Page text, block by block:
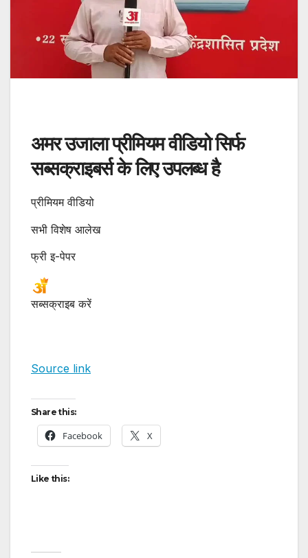
अमर उजाला प्रीमियम वीडियो सिर्फ
सब्सक्राइबर्स के लिए उपलब्ध है
प्रीमियम वीडियो
सभी विशेष आलेख
फ्री इ-पेपर
सब्सक्राइब करें
Source link
Share this:
Facebook X
Like this: